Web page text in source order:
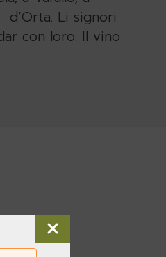
d’Orta. Li signori
con loro. Il vino